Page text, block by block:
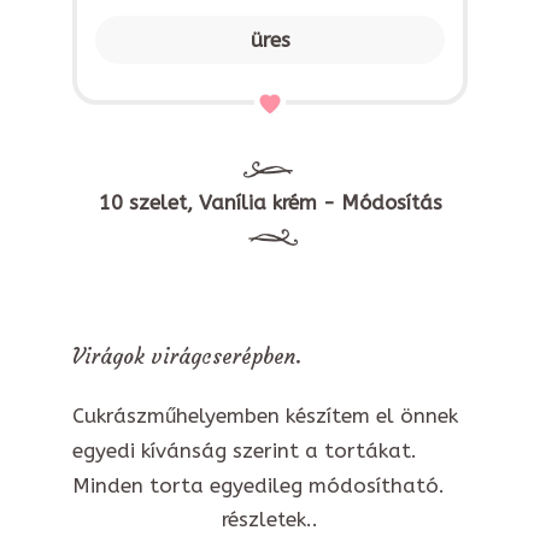
üres
10 szelet, Vanília krém - Módosítás
Virágok virágcserépben.
Cukrászműhelyemben készítem el önnek
egyedi kívánság szerint a tortákat.
Minden torta egyedileg módosítható.
részletek..